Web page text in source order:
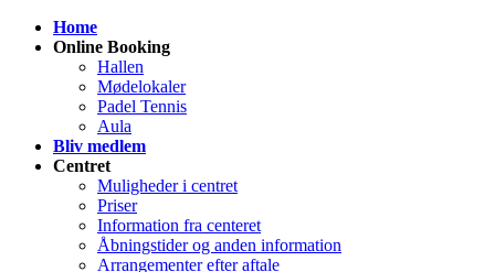
Home
Online Booking
Hallen
Mødelokaler
Padel Tennis
Aula
Bliv medlem
Centret
Muligheder i centret
Priser
Information fra centeret
Åbningstider og anden information
Arrangementer efter aftale